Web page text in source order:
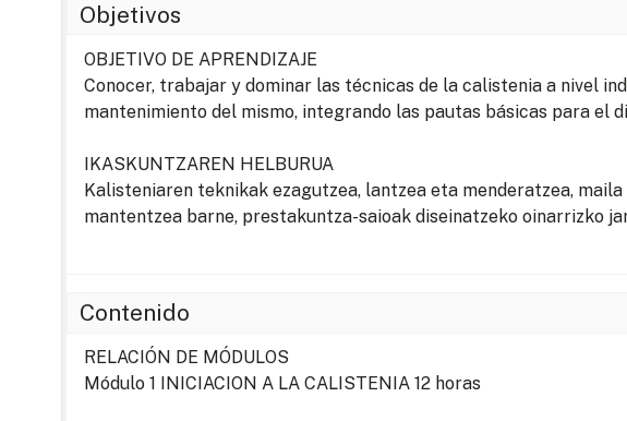
Objetivos
OBJETIVO DE APRENDIZAJE
Conocer, trabajar y dominar las técnicas de la calistenia a nivel
mantenimiento del mismo, integrando las pautas básicas para el
IKASKUNTZAREN HELBURUA
Kalisteniaren teknikak ezagutzea, lantzea eta menderatzea,
mantentzea barne, prestakuntza-saioak diseinatzeko oinarrizko
Contenido
RELACIÓN DE MÓDULOS
Módulo 1 INICIACION A LA CALISTENIA 12 horas